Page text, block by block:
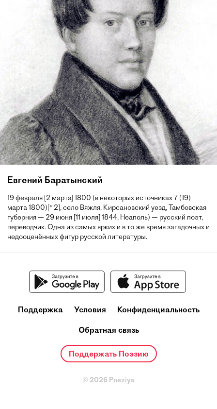
Евгений Баратынский
19 февраля [2 марта] 1800 (в некоторых источниках 7 (19)
марта 1800)[* 2], село Вяжля, Кирсановский уезд, Тамбовская
губерния — 29 июня [11 июля] 1844, Неаполь) — русский поэт,
переводчик. Одна из самых ярких и в то же время загадочных и
недооценённых фигур русской литературы.
Поддержка Условия Конфиденциальность
Обратная связь
Поддержать Поэзию
© 2026 Poeziya